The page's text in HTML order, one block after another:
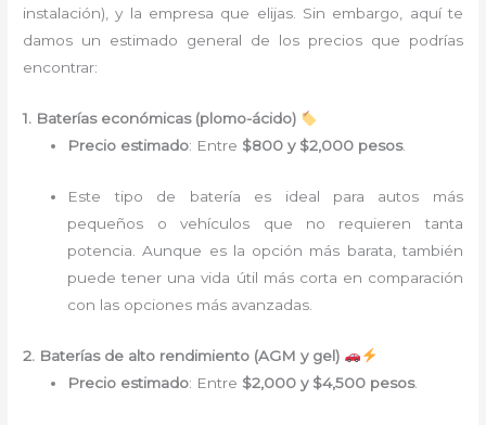
instalación), y la empresa que elijas. Sin embargo, aquí te
damos un estimado general de los precios que podrías
encontrar:
1. Baterías económicas (plomo-ácido)
Precio estimado: Entre $800 y $2,000 pesos.
Este tipo de batería es ideal para autos más
pequeños o vehículos que no requieren tanta
potencia. Aunque es la opción más barata, también
puede tener una vida útil más corta en comparación
con las opciones más avanzadas.
2. Baterías de alto rendimiento (AGM y gel)
Precio estimado: Entre $2,000 y $4,500 pesos.